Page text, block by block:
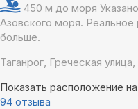
450 м до моря
Азовского моря.
больше.
Таганрог, Греческая улица,
Показать расположение
94 отзыва